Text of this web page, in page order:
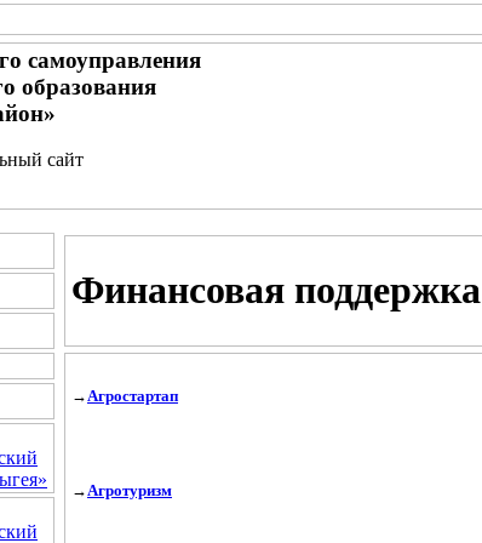
самоуправления
образования
сайт
Финансовая поддержка
→Агростартап
→Агротуризм